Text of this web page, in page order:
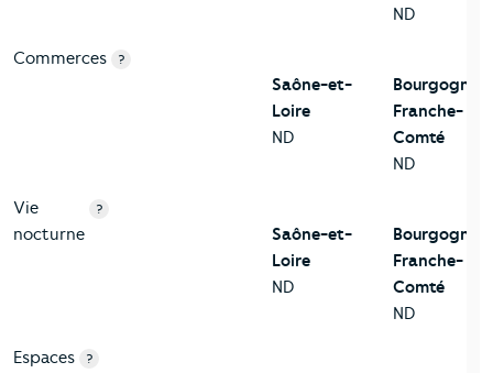
ND
Commerces ?
Saône-et-
Loire
ND
Bourgogne-
Franche-
Comté
ND
Vie
nocturne
?
Saône-et-
Loire
ND
Bourgogne-
Franche-
Comté
ND
Espaces
?